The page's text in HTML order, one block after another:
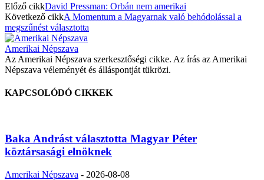
Előző cikkDavid Pressman: Orbán nem amerikai
Következő cikkA Momentum a Magyarnak való behódolással a
megszűnést választotta
Amerikai Népszava
Az Amerikai Népszava szerkesztőségi cikke. Az írás az Amerikai
Népszava véleményét és álláspontját tükrözi.
KAPCSOLÓDÓ CIKKEK
Baka Andrást választotta Magyar Péter
köztársasági elnöknek
Amerikai Népszava - 2026-08-08